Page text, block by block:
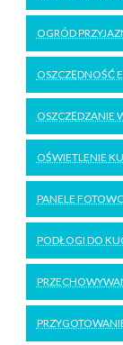
OGRÓD
OSZCZĘDNOŚĆ
OSZCZĘDZANIE
OŚWIETLENIE
PANELE
PODŁOGI DO